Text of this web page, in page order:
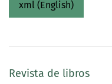
xml (English)
Revista de libros